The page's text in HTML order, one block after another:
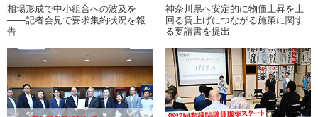
相場形成で中小組合への波及を
――記者会見で要求集約状況を報
告
神奈川県へ安定的に物価上昇を上
回る賃上げにつながる施策に関す
る要請書を提出